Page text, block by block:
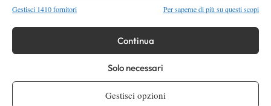
Gestisci 1410 fornitori Per saperne di più su questi scopi
Continua
Solo necessari
Gestisci opzioni
SOCIAL